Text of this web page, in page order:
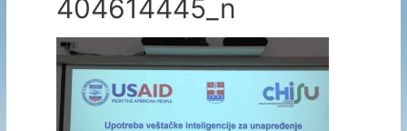
404614445_n